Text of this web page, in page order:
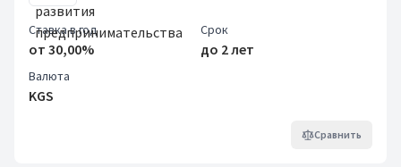
Ставка в год
от 30,00%
Срок
до 2 лет
Валюта
KGS
Сравнить